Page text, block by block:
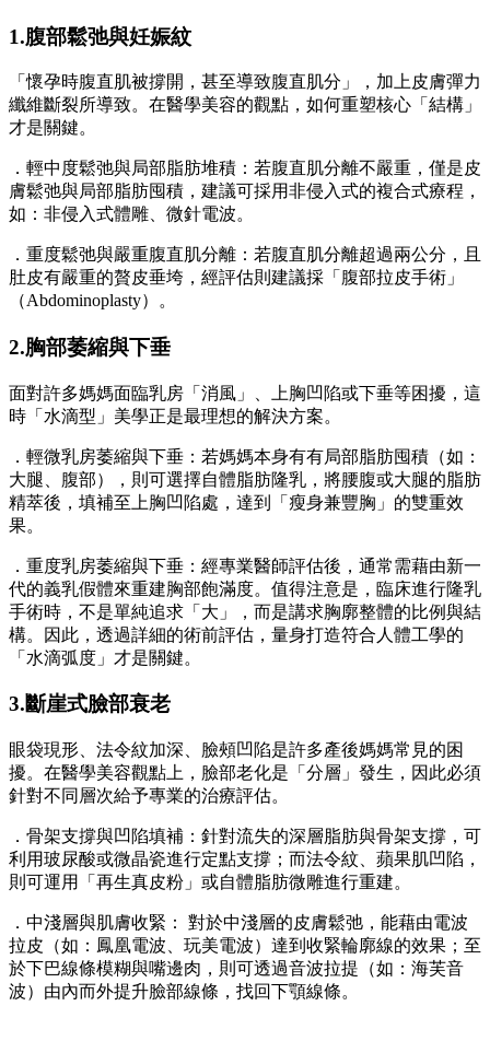
1.腹部鬆弛與妊娠紋
「懷孕時腹直肌被撐開，甚至導致腹直肌分」，加上皮膚彈力
纖維斷裂所導致。在醫學美容的觀點，如何重塑核心「結構」
才是關鍵。
．輕中度鬆弛與局部脂肪堆積：若腹直肌分離不嚴重，僅是皮
膚鬆弛與局部脂肪囤積，建議可採用非侵入式的複合式療程，
如：非侵入式體雕、微針電波。
．重度鬆弛與嚴重腹直肌分離：若腹直肌分離超過兩公分，且
肚皮有嚴重的贅皮垂垮，經評估則建議採「腹部拉皮手術」
（Abdominoplasty）。
2.胸部萎縮與下垂
面對許多媽媽面臨乳房「消風」、上胸凹陷或下垂等困擾，這
時「水滴型」美學正是最理想的解決方案。
．輕微乳房萎縮與下垂：若媽媽本身有有局部脂肪囤積（如：
大腿、腹部），則可選擇自體脂肪隆乳，將腰腹或大腿的脂肪
精萃後，填補至上胸凹陷處，達到「瘦身兼豐胸」的雙重效
果。
．重度乳房萎縮與下垂：經專業醫師評估後，通常需藉由新一
代的義乳假體來重建胸部飽滿度。值得注意是，臨床進行隆乳
手術時，不是單純追求「大」，而是講求胸廓整體的比例與結
構。因此，透過詳細的術前評估，量身打造符合人體工學的
「水滴弧度」才是關鍵。
3.斷崖式臉部衰老
眼袋現形、法令紋加深、臉頰凹陷是許多產後媽媽常見的困
擾。在醫學美容觀點上，臉部老化是「分層」發生，因此必須
針對不同層次給予專業的治療評估。
．骨架支撐與凹陷填補：針對流失的深層脂肪與骨架支撐，可
利用玻尿酸或微晶瓷進行定點支撐；而法令紋、蘋果肌凹陷，
則可運用「再生真皮粉」或自體脂肪微雕進行重建。
．中淺層與肌膚收緊： 對於中淺層的皮膚鬆弛，能藉由電波
拉皮（如：鳳凰電波、玩美電波）達到收緊輪廓線的效果；至
於下巴線條模糊與嘴邊肉，則可透過音波拉提（如：海芙音
波）由內而外提升臉部線條，找回下顎線條。